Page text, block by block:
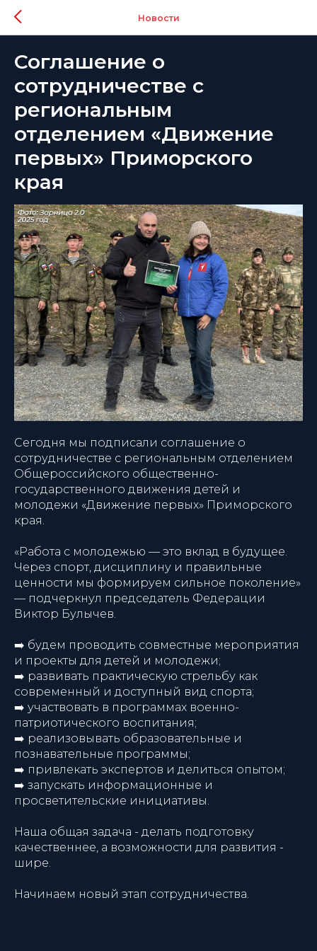
Новости
Соглашение о
сотрудничестве с
региональным
отделением «Движение
первых» Приморского
края
Сегодня мы подписали соглашение о
сотрудничестве с региональным отделением
Общероссийского общественно-
государственного движения детей и
молодежи «Движение первых» Приморского
края.
«Работа с молодежью — это вклад в будущее.
Через спорт, дисциплину и правильные
ценности мы формируем сильное поколение»
— подчеркнул председатель Федерации
Виктор Булычев.
➡️ будем проводить совместные мероприятия
и проекты для детей и молодежи;
➡️ развивать практическую стрельбу как
современный и доступный вид спорта;
➡️ участвовать в программах военно-
патриотического воспитания;
➡️ реализовывать образовательные и
познавательные программы;
➡️ привлекать экспертов и делиться опытом;
➡️ запускать информационные и
просветительские инициативы.
Наша общая задача - делать подготовку
качественнее, а возможности для развития -
шире.
Начинаем новый этап сотрудничества.